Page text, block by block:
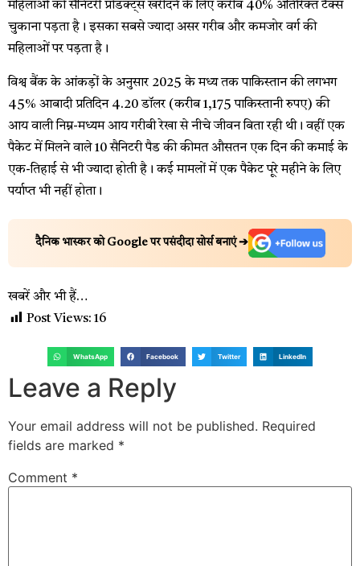
महिलाओं को सैनिटरी प्रोडक्ट्स खरीदने के लिए करीब 40% अतिरिक्त टैक्स
चुकाना पड़ता है। इसका सबसे ज्यादा असर गरीब और कमजोर वर्ग की
महिलाओं पर पड़ता है।
विश्व बैंक के आंकड़ों के अनुसार 2025 के मध्य तक पाकिस्तान की लगभग
45% आबादी प्रतिदिन 4.20 डॉलर (करीब 1,175 पाकिस्तानी रुपए) की
आय वाली निम्न-मध्यम आय गरीबी रेखा से नीचे जीवन बिता रही थी। वहीं एक
पैकेट में मिलने वाले 10 सैनिटरी पैड की कीमत औसतन एक दिन की कमाई के
एक-तिहाई से भी ज्यादा होती है। कई मामलों में एक पैकेट पूरे महीने के लिए
पर्याप्त भी नहीं होता।
दैनिक भास्कर को Google पर पसंदीदा सोर्स बनाएं ➔
खबरें और भी हैं…
Post Views: 16
WhatsApp Facebook Twitter LinkedIn
Leave a Reply
Your email address will not be published. Required
fields are marked *
Comment *